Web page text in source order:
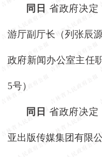
同日 省政府决定
游厅副厅长（列张辰
政府新闻办公室主任
5号）
同日 省政府决定
亚出版传媒集团有限